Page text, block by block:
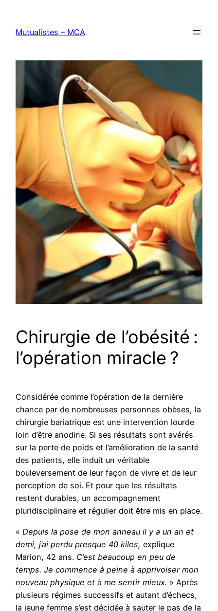
contenu
Mutualistes – MCA
Chirurgie de l’obésité :
l’opération miracle ?
Considérée comme l’opération de la dernière
chance par de nombreuses personnes obèses, la
chirurgie bariatrique est une intervention lourde
loin d’être anodine. Si ses résultats sont avérés
sur la perte de poids et l’amélioration de la santé
des patients, elle induit un véritable
bouleversement de leur façon de vivre et de leur
perception de soi. Et pour que les résultats
restent durables, un accompagnement
pluridisciplinaire et régulier doit être mis en place.
« Depuis la pose de mon anneau il y a un an et
demi, j’ai perdu presque 40 kilos, explique
Marion, 42 ans. C’est beaucoup en peu de
temps. Je commence à peine à apprivoiser mon
nouveau physique et à me sentir mieux. » Après
plusieurs régimes successifs et autant d’échecs,
la jeune femme s’est décidée à sauter le pas de la